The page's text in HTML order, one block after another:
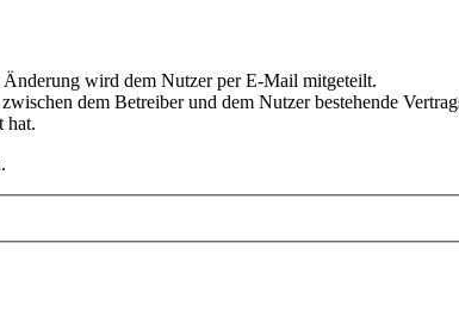
wird dem Nutzer per E-Mail mitgeteilt.
dem Betreiber und dem Nutzer bestehende
hat.